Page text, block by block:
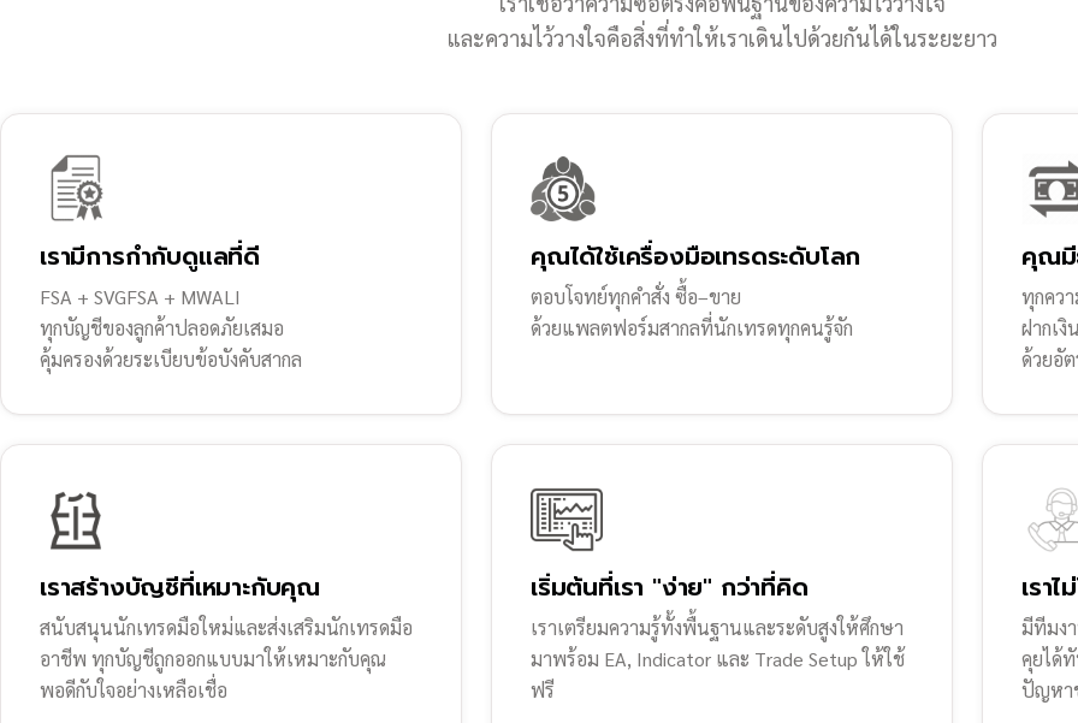
และความไว้วางใจคือสิ่งที่ทำให้เราเดินไปด้วยกันได้ในระยะยาว
เรามีการกำกับดูแลที่ดี
FSA + SVGFSA + MWALI
ทุกบัญชีของลูกค้าปลอดภัยเสมอ
คุ้มครองด้วยระเบียบข้อบังคับสากล
คุณได้ใช้เครื่องมือเทรดระดับโลก
ตอบโจทย์ทุกคำสั่ง ซื้อ–ขาย
ด้วยแพลตฟอร์มสากลที่นักเทรดทุกคนรู้จัก
คุณมี
ทุกควา
ฝากเงิ
ด้วยอั
เราสร้างบัญชีที่เหมาะกับคุณ
สนับสนุนนักเทรดมือใหม่และส่งเสริมนักเทรดมือ
อาชีพ ทุกบัญชีถูกออกแบบมาให้เหมาะกับคุณ
พอดีกับใจอย่างเหลือเชื่อ
เริ่มต้นที่เรา "ง่าย" กว่าที่คิด
เราเตรียมความรู้ทั้งพื้นฐานและระดับสูงให้ศึกษา
มาพร้อม EA, Indicator และ Trade Setup ให้ใช้
ฟรี
เรา
มีทีมง
คุยได้
ปัญหา